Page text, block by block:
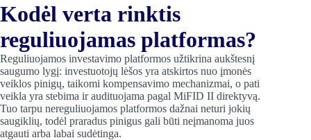
Kodėl verta rinktis
reguliuojamas platformas?
Reguliuojamos investavimo platformos užtikrina aukštesnį
saugumo lygį: investuotojų lėšos yra atskirtos nuo įmonės
veiklos pinigų, taikomi kompensavimo mechanizmai, o pati
veikla yra stebima ir audituojama pagal MiFID II direktyvą.
Tuo tarpu nereguliuojamos platformos dažnai neturi jokių
saugiklių, todėl praradus pinigus gali būti neįmanoma juos
atgauti arba labai sudėtinga.